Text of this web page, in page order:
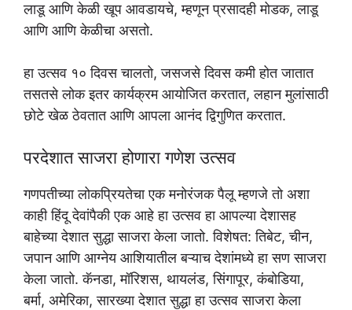
लाडू आणि केळी खूप आवडायचे, म्हणून प्रसादही मोडक, लाडू
आणि आणि केळीचा असतो.
हा उत्सव १० दिवस चालतो, जसजसे दिवस कमी होत जातात
तसतसे लोक इतर कार्यक्रम आयोजित करतात, लहान मुलांसाठी
छोटे खेळ ठेवतात आणि आपला आनंद द्विगुणित करतात.
परदेशात साजरा होणारा गणेश उत्सव
गणपतीच्या लोकप्रियतेचा एक मनोरंजक पैलू म्हणजे तो अशा
काही हिंदू देवांपैकी एक आहे हा उत्सव हा आपल्या देशासह
बाहेच्या देशात सुद्धा साजरा केला जातो. विशेषत: तिबेट, चीन,
जपान आणि आग्नेय आशियातील बऱ्याच देशांमध्ये हा सण साजरा
केला जातो. कॅनडा, मॉरिशस, थायलंड, सिंगापूर, कंबोडिया,
बर्मा, अमेरिका, सारख्या देशात सुद्धा हा उत्सव साजरा केला